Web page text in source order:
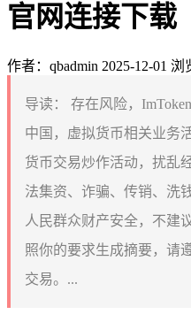
官网连接下载
作者：qbadmin 2025-12-01 浏
导读：
存在风险，
中国，虚拟货币相关业务
货币交易炒作活动，扰乱
法集资、诈骗、传销、洗
人民群众财产安全，不建
照你的要求生成摘要，请
交易。...